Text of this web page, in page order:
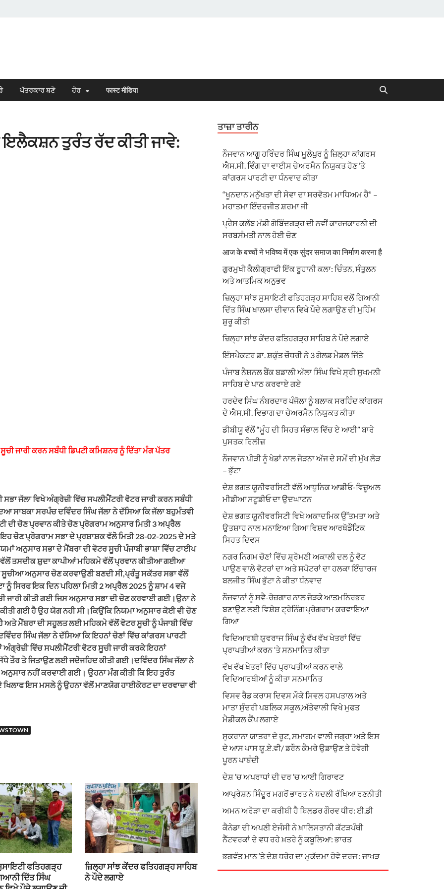
ਪੱਤਰਕਾਰ ਬਣੋ ਹੋਰ फास्ट मीडिया
ਤੁਰੰਤ ਰੱਦ ਕੀਤੀ ਜਾਵੇ:
ਜਾਰੀ ਕਰਨ ਸਬੰਧੀ ਡਿਪਟੀ ਕਮਿਸ਼ਨਰ ਨੂੰ ਦਿੱਤਾ ਮੰਗ ਪੱਤਰ
ਜੱਲਾ ਵਿਖੇ ਅੰਗ੍ਰੇਜ਼ੀ ਵਿੱਚ ਸਪਲੀਮੈਂਟਰੀ ਵੋਟਰ ਜਾਰੀ ਕਰਨ ਸਬੰਧੀ
ਸਾਬਕਾ ਸਰਪੰਚ ਦਵਿੰਦਰ ਸਿੰਘ ਜੱਲਾ ਨੇ ਦੱਸਿਆ ਕਿ ਜੱਲਾ ਬਹੁਮੰਤਵੀ
ਦੀ ਚੋਣ ਪ੍ਰਵਾਨ ਕੀਤੇ ਚੋਣ ਪ੍ਰੋਗਰਾਮ ਅਨੁਸਾਰ ਮਿਤੀ 3 ਅਪ੍ਰੈਲ
ਚੋਣ ਪ੍ਰੋਗਰਾਮ ਸਭਾ ਦੇ ਪ੍ਰਸ਼ਾਸ਼ਕ ਵੱਲੋ ਮਿਤੀ 28-02-2025 ਦੇ ਮਤੇ
ਅਨੁਸਾਰ ਸਭਾ ਦੇ ਮੈਂਬਰਾ ਦੀ ਵੋਟਰ ਸੂਚੀ ਪੰਜਾਬੀ ਭਾਸ਼ਾ ਵਿੱਚ ਟਾਈਪ
ਤਸਦੀਕ ਸ਼ੁਦਾ ਕਾਪੀਆਂ ਮਹਿਕਮੇ ਵੱਲੋਂ ਪ੍ਰਵਾਨ ਕੀਤੀਆ ਗਈਆ
ਅਨੁਸਾਰ ਚੋਣ ਕਰਵਾਉਣੀ ਬਣਦੀ ਸੀ,ਪ੍ਰੰਤੂ ਸਕੱਤਰ ਸਭਾ ਵੱਲੋਂ
ਸਿਰਫ ਇਕ ਦਿਨ ਪਹਿਲਾ ਮਿਤੀ 2 ਅਪ੍ਰੈਲ 2025 ਨੂੰ ਸ਼ਾਮ 4 ਵਜੇ
ਜਾਰੀ ਕੀਤੀ ਗਈ ਜਿਸ ਅਨੁਸਾਰ ਸਭਾ ਦੀ ਚੋਣ ਕਰਵਾਈ ਗਈ।ਉਨਾ ਨੇ
ਗਈ ਹੈ ਉਹ ਯੋਗ ਨਹੀ ਸੀ।ਕਿਉਂਕਿ ਨਿਯਮਾ ਅਨੁਸਾਰ ਕੋਈ ਵੀ ਚੋਣ
ਅਤੇ ਮੈਂਬਰਾ ਦੀ ਸਹੂਲਤ ਲਈ ਮਹਿਕਮੇ ਵੱਲੋਂ ਵੋਟਰ ਸੂਚੀ ਨੂੰ ਪੰਜਾਬੀ ਵਿੱਚ
ਸਿੰਘ ਜੱਲਾ ਨੇ ਦੱਸਿਆ ਕਿ ਇਹਨਾਂ ਚੋਣਾਂ ਵਿੱਚ ਕਾਂਗਰਸ ਪਾਰਟੀ
ਵਿੱਚ ਸਪਲੀਮੈਂਟਰੀ ਵੋਟਰ ਸੂਚੀ ਜਾਰੀ ਕਰਕੇ ਇਹਨਾਂ
ਤੌਰ ਤੇ ਜਿਤਾਉਣ ਲਈ ਜਦੋਜਹਿਦ ਕੀਤੀ ਗਈ।ਦਵਿੰਦਰ ਸਿੰਘ ਜੱਲਾ ਨੇ
ਅਨੁਸਾਰ ਨਹੀਂ ਕਰਵਾਈ ਗਈ। ਉਹਨਾ ਮੰਗ ਕੀਤੀ ਕਿ ਇਹ ਤੁਰੰਤ
ਖਿਲਾਫ ਇਸ ਮਸਲੇ ਨੂੰ ਉਹਨਾ ਵੱਲੋਂ ਮਾਣਯੋਗ ਹਾਈਕੋਰਟ ਦਾ ਦਰਵਾਜ਼ਾ ਵੀ
TOWN
ਫਤਿਹਗੜ੍ਹ
ਦਿੱਤ ਸਿੰਘ
ਜ਼ਿਲ੍ਹਾ ਸਾਂਝ ਕੇਂਦਰ ਫਤਿਹਗੜ੍ਹ ਸਾਹਿਬ
ਨੇ ਪੌਦੇ ਲਗਾਏ
ਤਾਜ਼ਾ ਤਾਰੀਨ
ਨੌਜਵਾਨ ਆਗੂ ਹਰਿੰਦਰ ਸਿੰਘ ਮੂਲੇਪੁਰ ਨੂੰ ਜ਼ਿਲ੍ਹਾ ਕਾਂਗਰਸ
ਐਸ.ਸੀ. ਵਿੰਗ ਦਾ ਵਾਈਸ ਚੇਅਰਮੈਨ ਨਿਯੁਕਤ ਹੋਣ ‘ਤੇ
ਕਾਂਗਰਸ ਪਾਰਟੀ ਦਾ ਧੰਨਵਾਦ ਕੀਤਾ
“ਖੂਨਦਾਨ ਮਨੁੱਖਤਾ ਦੀ ਸੇਵਾ ਦਾ ਸਰਵੋਤਮ ਮਾਧਿਅਮ ਹੈ” –
ਮਹਾਤਮਾ ਇੰਦਰਜੀਤ ਸ਼ਰਮਾ ਜੀ
ਪ੍ਰੈਸ ਕਲੱਬ ਮੰਡੀ ਗੋਬਿੰਦਗੜ੍ਹ ਦੀ ਨਵੀਂ ਕਾਰਜਕਾਰਨੀ ਦੀ
ਸਰਬਸੰਮਤੀ ਨਾਲ ਹੋਈ ਚੋਣ
आज के बच्चों ने भविष्य में एक सुंदर समाज का निर्माण करना है
ਗੁਰਮੁਖੀ ਕੈਲੀਗ੍ਰਾਫੀ ਇੱਕ ਰੂਹਾਨੀ ਕਲਾ: ਚਿੰਤਨ, ਸੰਤੁਲਨ
ਅਤੇ ਆਤਮਿਕ ਅਨੁਭਵ
ਜ਼ਿਲ੍ਹਾ ਸਾਂਝ ਸੁਸਾਇਟੀ ਫਤਿਹਗੜ੍ਹ ਸਾਹਿਬ ਵਲੋਂ ਗਿਆਨੀ
ਦਿੱਤ ਸਿੰਘ ਖਾਲਸਾ ਦੀਵਾਨ ਵਿਖੇ ਪੌਦੇ ਲਗਾਉਣ ਦੀ ਮੁਹਿੰਮ
ਸ਼ੁਰੂ ਕੀਤੀ
ਜ਼ਿਲ੍ਹਾ ਸਾਂਝ ਕੇਂਦਰ ਫਤਿਹਗੜ੍ਹ ਸਾਹਿਬ ਨੇ ਪੌਦੇ ਲਗਾਏ
ਇੰਸਪੈਕਟਰ ਡਾ. ਸ਼ਕੁੰਤ ਚੌਧਰੀ ਨੇ 3 ਗੋਲਡ ਮੈਡਲ ਜਿੱਤੇ
ਪੰਜਾਬ ਨੈਸ਼ਨਲ ਬੈਂਕ ਬਡਾਲੀ ਅੱਲਾ ਸਿੰਘ ਵਿਖੇ ਸ੍ਰੀ ਸੁਖਮਨੀ
ਸਾਹਿਬ ਦੇ ਪਾਠ ਕਰਵਾਏ ਗਏ
ਹਰਦੇਵ ਸਿੰਘ ਨੰਬਰਦਾਰ ਪੰਜੋਲਾ ਨੂੰ ਬਲਾਕ ਸਰਹਿੰਦ ਕਾਂਗਰਸ
ਦੇ ਐਸ.ਸੀ. ਵਿਭਾਗ ਦਾ ਚੇਅਰਮੈਨ ਨਿਯੁਕਤ ਕੀਤਾ
ਡੀਬੀਯੂ ਵੱਲੋਂ “ਮੂੰਹ ਦੀ ਸਿਹਤ ਸੰਭਾਲ ਵਿੱਚ ਏ ਆਈ” ਬਾਰੇ
ਪੁਸਤਕ ਰਿਲੀਜ਼
ਨੌਜਵਾਨ ਪੀੜੀ ਨੂੰ ਖੇਡਾਂ ਨਾਲ ਜੋੜਨਾ ਅੱਜ ਦੇ ਸਮੇਂ ਦੀ ਮੁੱਖ ਲੋੜ
– ਭੁੱਟਾ
ਦੇਸ਼ ਭਗਤ ਯੂਨੀਵਰਸਿਟੀ ਵੱਲੋਂ ਆਧੁਨਿਕ ਆਡੀਓ-ਵਿਜ਼ੂਅਲ
ਮੀਡੀਆ ਸਟੂਡੀਓ ਦਾ ਉਦਘਾਟਨ
ਦੇਸ਼ ਭਗਤ ਯੂਨੀਵਰਸਿਟੀ ਵਿਖੇ ਅਕਾਦਮਿਕ ਉੱਤਮਤਾ ਅਤੇ
ਉਤਸ਼ਾਹ ਨਾਲ ਮਨਾਇਆ ਗਿਆ ਵਿਸ਼ਵ ਆਰਥੋਡੌਂਟਿਕ
ਸਿਹਤ ਦਿਵਸ
ਨਗਰ ਨਿਗਮ ਚੋਣਾਂ ਵਿੱਚ ਸ਼੍ਰੋਮਣੀ ਅਕਾਲੀ ਦਲ ਨੂੰ ਵੋਟ
ਪਾਉਣ ਵਾਲੇ ਵੋਟਰਾਂ ਦਾ ਅਤੇ ਸਪੋਟਰਾਂ ਦਾ ਹਲਕਾ ਇੰਚਾਰਜ
ਬਲਜੀਤ ਸਿੰਘ ਭੁੱਟਾ ਨੇ ਕੀਤਾ ਧੰਨਵਾਦ
ਨੌਜਵਾਨਾਂ ਨੂੰ ਸਵੈ-ਰੋਜ਼ਗਾਰ ਨਾਲ ਜੋੜਕੇ ਆਤਮਨਿਰਭਰ
ਬਣਾਉਣ ਲਈ ਵਿਸ਼ੇਸ਼ ਟ੍ਰੇਨਿੰਗ ਪ੍ਰੋਗਰਾਮ ਕਰਵਾਇਆ
ਗਿਆ
ਵਿਦਿਆਰਥੀ ਯੁਵਰਾਜ ਸਿੰਘ ਨੂੰ ਵੱਖ ਵੱਖ ਖੇਤਰਾਂ ਵਿੱਚ
ਪ੍ਰਾਪਤੀਆਂ ਕਰਨ ‘ਤੇ ਸਨਮਾਨਿਤ ਕੀਤਾ
ਵੱਖ ਵੱਖ ਖੇਤਰਾਂ ਵਿੱਚ ਪ੍ਰਾਪਤੀਆਂ ਕਰਨ ਵਾਲੇ
ਵਿਦਿਆਰਥੀਆਂ ਨੂੰ ਕੀਤਾ ਸਨਮਾਨਿਤ
ਵਿਸਵ ਰੈਡ ਕਰਾਸ ਦਿਵਸ ਮੌਕੇ ਸਿਵਲ ਹਸਪਤਾਲ ਅਤੇ
ਮਾਤਾ ਸੁੰਦਰੀ ਪਬਲਿਕ ਸਕੂਲ,ਅੱਤੇਵਾਲੀ ਵਿਖੇ ਮੁਫਤ
ਮੈਡੀਕਲ ਕੈਂਪ ਲਗਾਏ
ਸੁਕਰਾਨਾ ਯਾਤਰਾ ਦੇ ਰੂਟ, ਸਮਾਗਮ ਵਾਲੀ ਜਗ੍ਹਾ ਅਤੇ ਇਸ
ਦੇ ਆਸ ਪਾਸ ਯੂ.ਏ.ਵੀ/ ਡਰੌਨ ਕੈਮਰੇ ਉਡਾਉਣ ਤੇ ਹੋਵੇਗੀ
ਪੂਰਨ ਪਾਬੰਦੀ
ਦੇਸ਼ ‘ਚ ਅਪਰਾਧਾਂ ਦੀ ਦਰ ‘ਚ ਆਈ ਗਿਰਾਵਟ
ਆਪ੍ਰੇਸ਼ਨ ਸਿੰਦੂਰ ਮਗਰੋਂ ਭਾਰਤ ਨੇ ਬਦਲੀ ਰੱਖਿਆ ਰਣਨੀਤੀ
ਅਮਨ ਅਰੋੜਾ ਦਾ ਕਰੀਬੀ ਹੈ ਬਿਲਡਰ ਗੌਰਵ ਧੀਰ: ਈ.ਡੀ
ਕੈਨੇਡਾ ਦੀ ਅਪਣੀ ਏਜੰਸੀ ਨੇ ਖ਼ਾਲਿਸਤਾਨੀ ਕੱਟੜਪੰਥੀ
ਨੈੱਟਵਰਕਾਂ ਦੇ ਵਧ ਰਹੇ ਖ਼ਤਰੇ ਨੂੰ ਕਬੂਲਿਆ: ਭਾਰਤ
ਭਗਵੰਤ ਮਾਨ ‘ਤੇ ਦੇਸ਼ ਧਰੋਹ ਦਾ ਮੁਕੱਦਮਾ ਹੋਵੇ ਦਰਜ : ਜਾਖੜ